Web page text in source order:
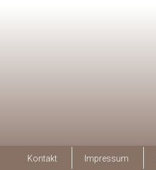
Kontakt Impressum